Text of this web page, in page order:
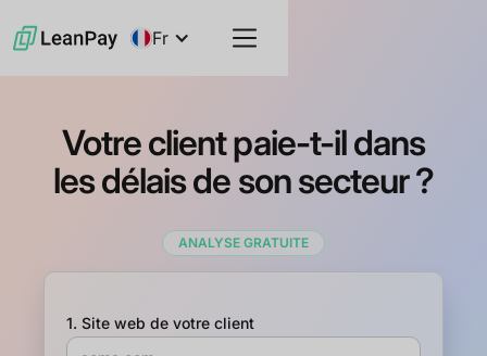
Fr
Votre client paie-t-il dans
les délais de son secteur ?
ANALYSE GRATUITE
1. Site web de votre client